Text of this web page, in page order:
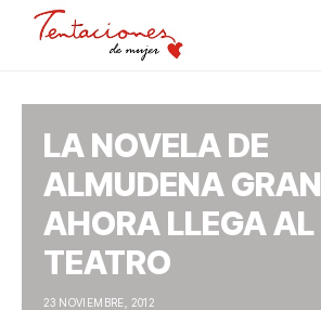
LA NOVELA DE
ALMUDENA
AHORA LLEGA AL
TEATRO
23 NOVIEMBRE, 2012